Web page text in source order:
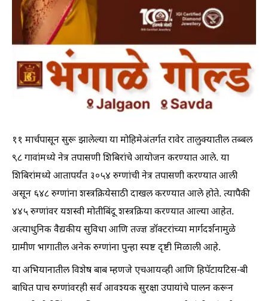
११ मार्चपासून सुरू झालेल्या या मोहिमेअंतर्गत रावेर तालुक्यातील तब्बल
९८ गावांमध्ये नेत्र तपासणी शिबिरांचे आयोजन करण्यात आले. या
शिबिरांमध्ये आतापर्यंत ३०५४ रुग्णांची नेत्र तपासणी करण्यात आली
असून ६४८ रुग्णांना शस्त्रक्रियेसाठी दाखल करण्यात आले होते. त्यापैकी
४४५ रुग्णांवर यशस्वी मोतीबिंदू शस्त्रक्रिया करण्यात आल्या आहेत.
अत्याधुनिक वैद्यकीय सुविधा आणि तज्ज्ञ डॉक्टरांच्या मार्गदर्शनामुळे
ग्रामीण भागातील अनेक रुग्णांना पुन्हा स्पष्ट दृष्टी मिळाली आहे.
या अभियानातील विशेष बाब म्हणजे एचआयव्ही आणि हिपॅटायटिस-बी
बाधित पाच रुग्णांवरही सर्व आवश्यक सुरक्षा उपायांचे पालन करून